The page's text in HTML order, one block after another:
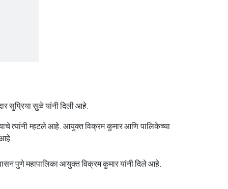
सुप्रिया सुळे यांनी दिली आहे.
त्यांनी म्हटले आहे. आयुक्त विक्रम कुमार आणि पालिकेच्या
पुणे महापालिका आयुक्त विक्रम कुमार यांनी दिले आहे.